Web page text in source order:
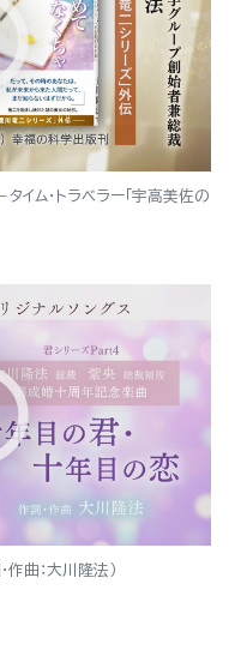
イム・トラベラー「宇高美佐の
作曲：大川隆法）